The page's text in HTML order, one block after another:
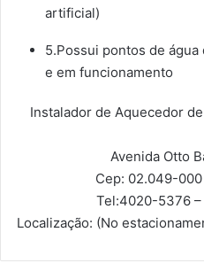
artificial)
5.Possui pontos de
e em funcionamento
Instalador de Aquecedor
Avenida Otto
Cep: 02.049-000
Tel:4020-5376
Localização: (No